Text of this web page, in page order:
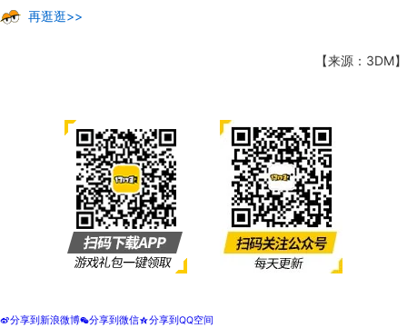
再逛逛>>
【来源：3DM】
t分享到新浪微博w分享到微信z分享到QQ空间